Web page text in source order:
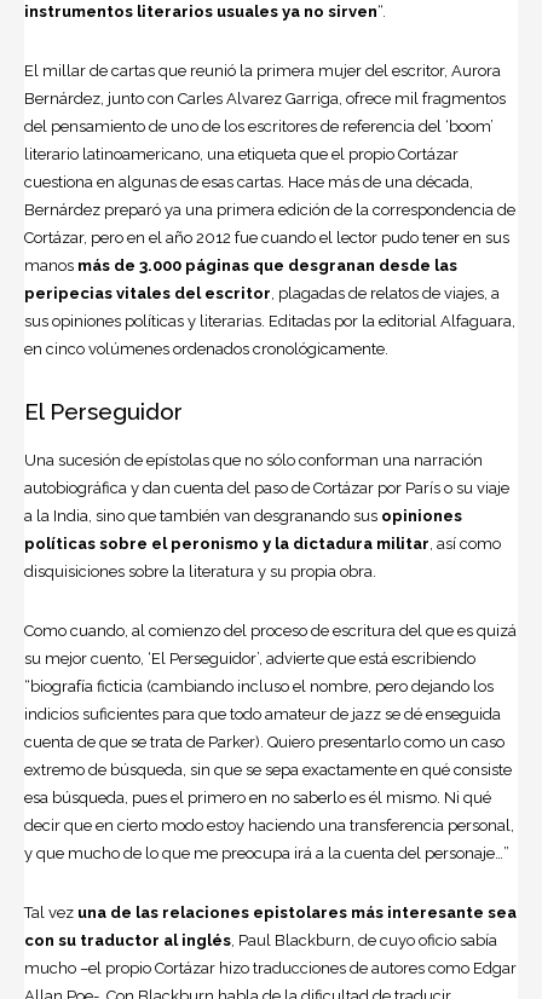
instrumentos literarios usuales ya no sirven“.
El millar de cartas que reunió la primera mujer del escritor, Aurora
Bernárdez , junto con Carles Alvarez Garriga, ofrece mil fragmentos
del pensamiento de uno de los escritores de referencia del ‘boom’
literario latinoamericano, una etiqueta que el propio Cortázar
cuestiona en algunas de esas cartas. Hace más de una década,
Bernárdez preparó ya una primera edición de la correspondencia de
Cortázar, pero en el año 2012 fue cuando el lector pudo tener en sus
manos más de 3.000 páginas que desgranan desde las
peripecias vitales del escritor , plagadas de relatos de viajes, a
sus opiniones políticas y literarias. Editadas por la editorial Alfaguara,
en cinco volúmenes ordenados cronológicamente.
El Perseguidor
Una sucesión de epístolas que no sólo conforman una narración
autobiográfica y dan cuenta del paso de Cortázar por París o su viaje
a la India, sino que también van desgranando sus opiniones
políticas sobre el peronismo y la dictadura militar , así como
disquisiciones sobre la literatura y su propia obra.
Como cuando, al comienzo del proceso de escritura del que es quizá
su mejor cuento, ‘El Perseguidor’, advierte que está escribiendo
“biografía ficticia (cambiando incluso el nombre, pero dejando los
indicios suficientes para que todo amateur de jazz se dé enseguida
cuenta de que se trata de Parker). Quiero presentarlo como un caso
extremo de búsqueda, sin que se sepa exactamente en qué consiste
esa búsqueda, pues el primero en no saberlo es él mismo. Ni qué
decir que en cierto modo estoy haciendo una transferencia personal,
y que mucho de lo que me preocupa irá a la cuenta del personaje…”
Tal vez una de las relaciones epistolares más interesante sea
con su traductor al inglés , Paul Blackburn, de cuyo oficio sabía
mucho –el propio Cortázar hizo traducciones de autores como Edgar